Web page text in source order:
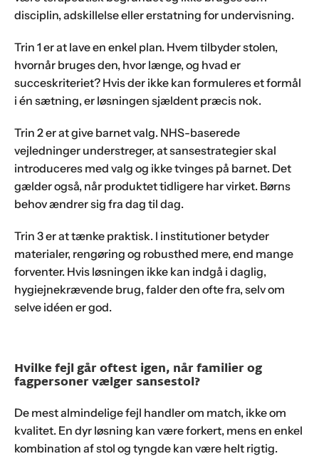
disciplin, adskillelse eller erstatning for undervisning.
Trin 1 er at lave en enkel plan. Hvem tilbyder stolen,
hvornår bruges den, hvor længe, og hvad er
succeskriteriet? Hvis der ikke kan formuleres et formål
i én sætning, er løsningen sjældent præcis nok.
Trin 2 er at give barnet valg. NHS-baserede
vejledninger understreger, at sansestrategier skal
introduceres med valg og ikke tvinges på barnet. Det
gælder også, når produktet tidligere har virket. Børns
behov ændrer sig fra dag til dag.
Trin 3 er at tænke praktisk. I institutioner betyder
materialer, rengøring og robusthed mere, end mange
forventer. Hvis løsningen ikke kan indgå i daglig,
hygiejnekrævende brug, falder den ofte fra, selv om
selve idéen er god.
Hvilke fejl går oftest igen, når familier og
fagpersoner vælger sansestol?
De mest almindelige fejl handler om match, ikke om
kvalitet. En dyr løsning kan være forkert, mens en enkel
kombination af stol og tyngde kan være helt rigtig.